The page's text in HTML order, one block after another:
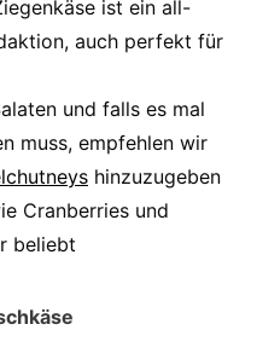
ist ein all-
auch perfekt für
und falls es mal
muss, empfehlen wir
hinzuzugeben
Cranberries und
beliebt